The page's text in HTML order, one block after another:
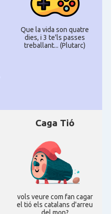
Que la vida son quatre
dies, i 3 te'ls passes
treballant... (Plutarc)
Caga Tió
vols veure com fan cagar
el tió els catalans d'arreu